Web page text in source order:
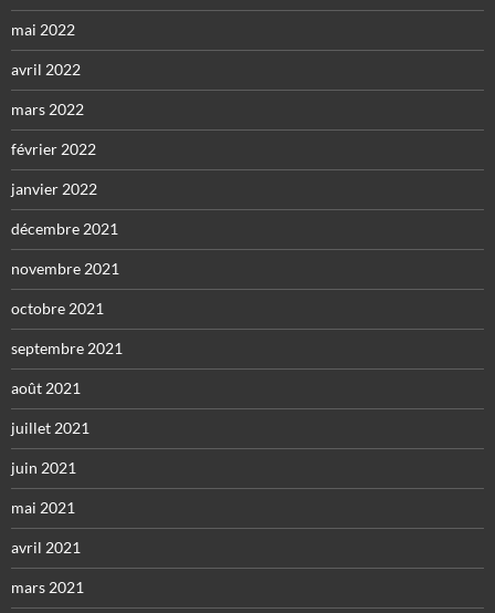
mai 2022
avril 2022
mars 2022
février 2022
janvier 2022
décembre 2021
novembre 2021
octobre 2021
septembre 2021
août 2021
juillet 2021
juin 2021
mai 2021
avril 2021
mars 2021